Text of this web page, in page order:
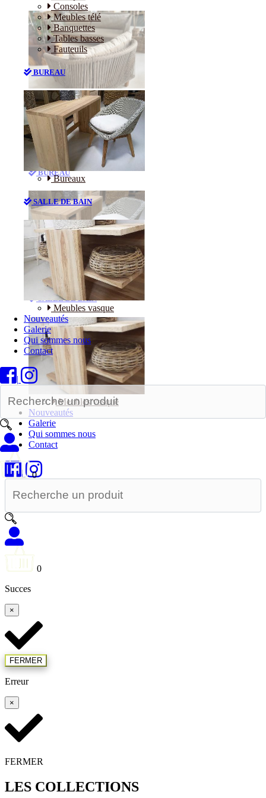
Consoles
Meubles télé
Banquettes
Tables basses
Fauteuils
BUREAU
Bureaux
SALLE DE BAIN
Meubles vasque
Nouveautés
Galerie
Qui sommes nous
Contact
|
0
Canapés
Consoles
Meubles télé
Banquettes
Tables basses
Fauteuils
BUREAU
Bureaux
SALLE DE BAIN
Meubles vasque
Nouveautés
Galerie
Qui sommes nous
Contact
|
0
Succes
×
FERMER
Erreur
×
FERMER
LES COLLECTIONS